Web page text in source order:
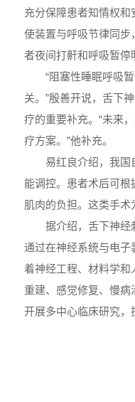
充分保障患者知情权
使装置与呼吸节律同
者夜间打鼾和呼吸暂
“阻塞性睡眠呼吸
关。”殷善开说，舌下
疗的重要补充。“未来
疗方案。”他补充。
易红良介绍，我国
能调控。患者术后可
肌肉的负担。这类手
据介绍，舌下神经
通过在神经系统与电
着神经工程、材料学
重建、感觉修复、慢
开展多中心临床研究